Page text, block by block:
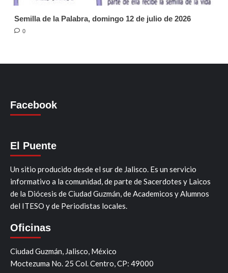
Semilla de la Palabra, domingo 12 de julio de 2026
0
Facebook
El Puente
Un sitio producido desde el sur de Jalisco. Es un servicio
informativo a la comunidad, de parte de Sacerdotes y Laicos
de la Diócesis de Ciudad Guzmán, de Academicos y Alumnos
del ITESO y de Periodistas locales.
Oficinas
Ciudad Guzmán, Jalisco, México
Moctezuma No. 25 Col. Centro, CP: 49000